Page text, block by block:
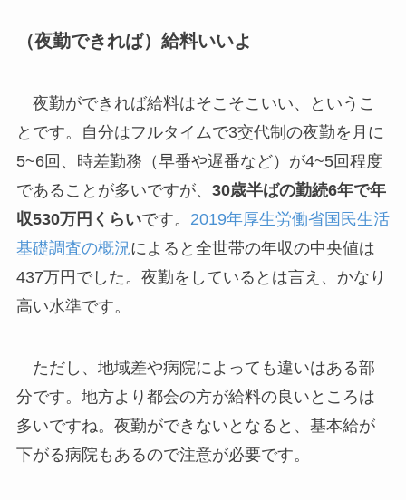
（夜勤できれば）給料いいよ
夜勤ができれば給料はそこそこいい、というこ
とです。自分はフルタイムで3交代制の夜勤を月に
5~6回、時差勤務（早番や遅番など）が4~5回程度
であることが多いですが、 30歳半ばの勤続6年で年
収530万円くらいです。 2019年厚生労働省国民生活
基礎調査の概況によると全世帯の年収の中央値は
437万円でした。夜勤をしているとは言え、かなり
高い水準です。
ただし、地域差や病院によっても違いはある部
分です。地方より都会の方が給料の良いところは
多いですね。夜勤ができないとなると、基本給が
下がる病院もあるので注意が必要です。